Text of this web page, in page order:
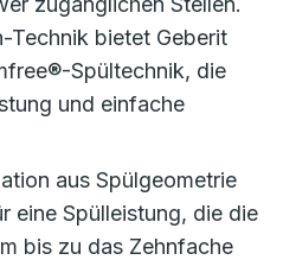
Technik bietet Geberit
Spültechnik, die
und einfache
aus Spülgeometrie
eine Spülleistung, die die
bis zu das Zehnfache